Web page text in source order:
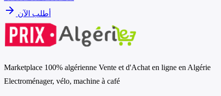
arrow_forward أطلب الآن
Marketplace 100% algérienne Vente et d'Achat en ligne en Algérie
Electroménager, vélo, machine à café